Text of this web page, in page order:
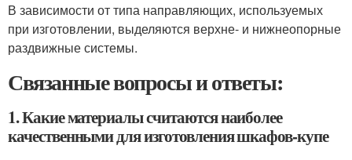
В зависимости от типа направляющих, используемых
при изготовлении, выделяются верхне- и нижнеопорные
раздвижные системы.
Связанные вопросы и ответы:
1. Какие материалы считаются наиболее
качественными для изготовления шкафов-купе